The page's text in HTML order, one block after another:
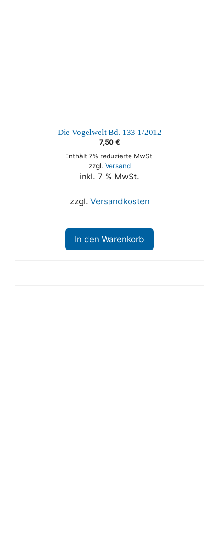
Die Vogelwelt Bd. 133 1/2012
7,50€
Enthält 7% reduzierte MwSt.
zzgl. Versand
inkl. 7 % MwSt.
zzgl. Versandkosten
In den Warenkorb